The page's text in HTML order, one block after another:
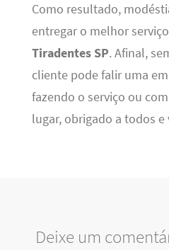
Como resultado,
entregar o melhor
Tiradentes SP. Afinal,
cliente pode falir uma
fazendo o serviço ou
lugar, obrigado a todos e
Deixe um